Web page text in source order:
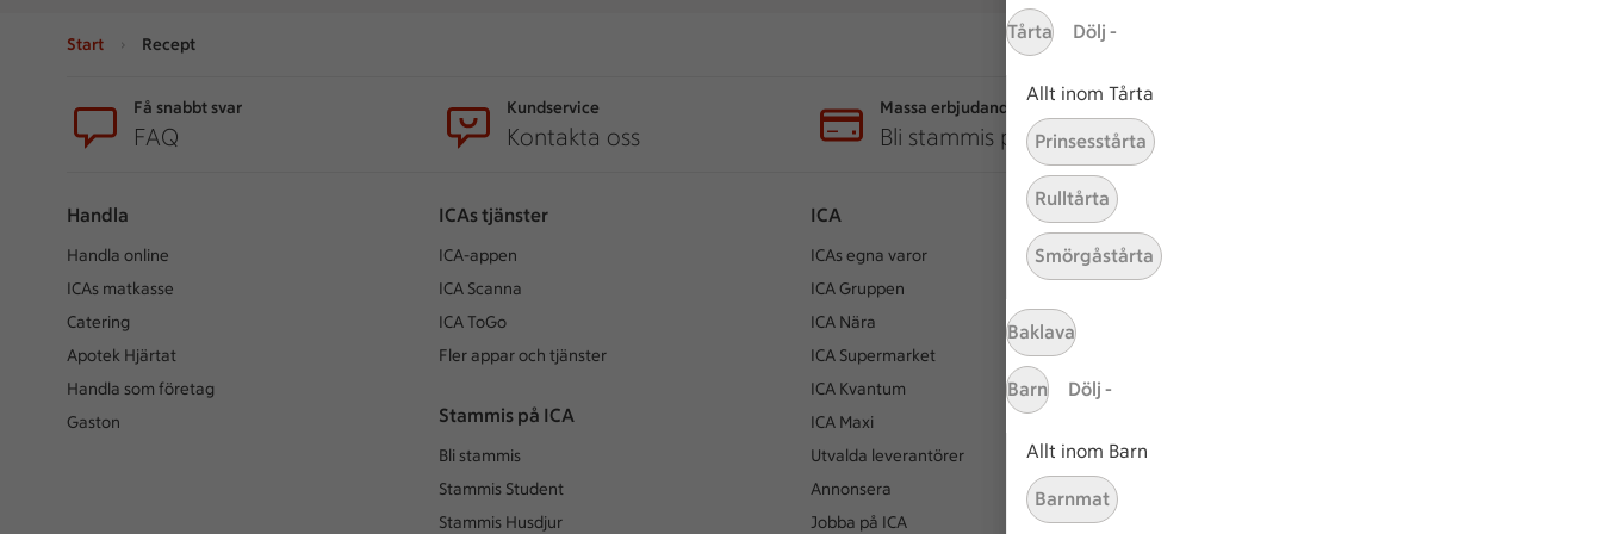
Tårta Dölj -
Allt inom Tårta
Prinsesstårta
Rulltårta
Smörgåstårta
Baklava
Barn Dölj -
Allt inom Barn
Barnmat
Start Recept
Få snabbt svar
FAQ
Kundservice
Kontakta oss
Massa erbjudanden
Bli stammis på ICA
Handla
Handla online
ICAs matkasse
Catering
Apotek Hjärtat
Handla som företag
Gaston
ICAs tjänster
ICA-appen
ICA Scanna
ICA ToGo
Fler appar och tjänster
Stammis på ICA
Bli stammis
Stammis Student
Stammis Husdjur
ICA
ICAs egna varor
ICA Gruppen
ICA Nära
ICA Supermarket
ICA Kvantum
ICA Maxi
Utvalda leverantörer
Annonsera
Jobba på ICA